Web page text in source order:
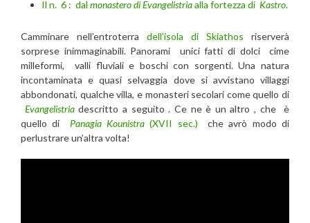
Il n. 6 : dal monastero di Evangelistriaalla fortezza di Kastro.
Camminare nell’entroterra dell’isola di Skiathos riserverà
sorprese inimmaginabili. Panorami unici fatti di dolci cime
milleformi, valli fluviali e boschi con sorgenti. Una natura
incontaminata e quasi selvaggia dove si avvistano villaggi
abbondonati, qualche villa, e monasteri secolari come quello di
Evangelistriadescritto a seguito . Ce ne è un altro , che è
quello di Panagia Kounistra (XVII sec.) che avrò modo di
perlustrare un’altra volta!